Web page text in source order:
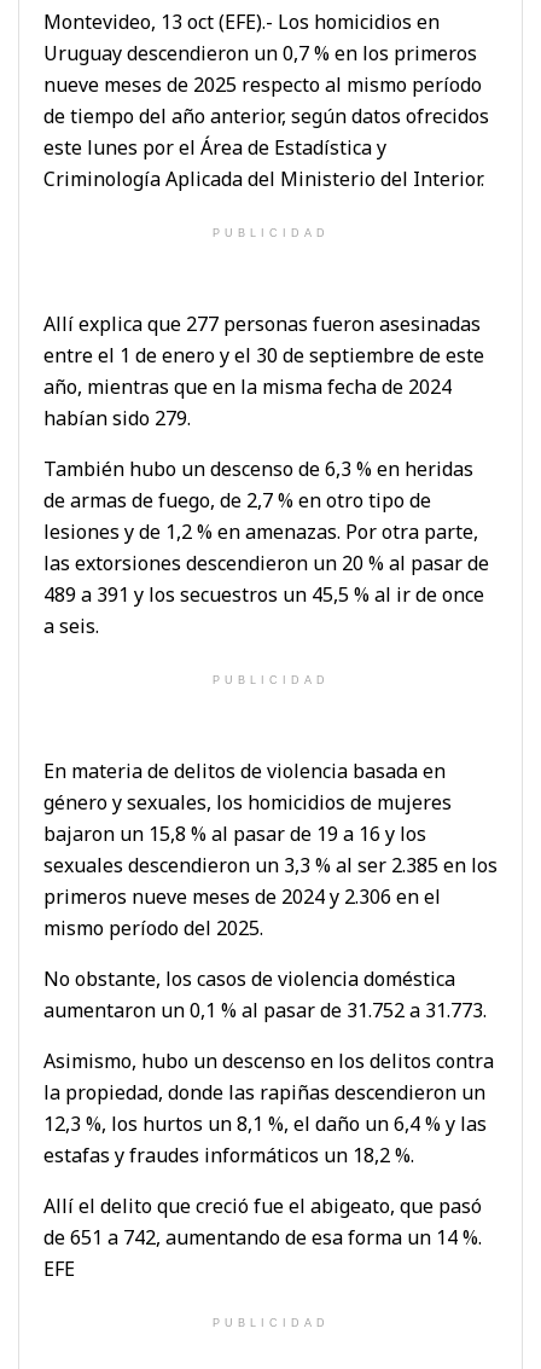
Montevideo, 13 oct (EFE).- Los homicidios en
Uruguay descendieron un 0,7 % en los primeros
nueve meses de 2025 respecto al mismo período
de tiempo del año anterior, según datos ofrecidos
este lunes por el Área de Estadística y
Criminología Aplicada del Ministerio del Interior.
PUBLICIDAD
Allí explica que 277 personas fueron asesinadas
entre el 1 de enero y el 30 de septiembre de este
año, mientras que en la misma fecha de 2024
habían sido 279.
También hubo un descenso de 6,3 % en heridas
de armas de fuego, de 2,7 % en otro tipo de
lesiones y de 1,2 % en amenazas. Por otra parte,
las extorsiones descendieron un 20 % al pasar de
489 a 391 y los secuestros un 45,5 % al ir de once
a seis.
PUBLICIDAD
En materia de delitos de violencia basada en
género y sexuales, los homicidios de mujeres
bajaron un 15,8 % al pasar de 19 a 16 y los
sexuales descendieron un 3,3 % al ser 2.385 en los
primeros nueve meses de 2024 y 2.306 en el
mismo período del 2025.
No obstante, los casos de violencia doméstica
aumentaron un 0,1 % al pasar de 31.752 a 31.773.
Asimismo, hubo un descenso en los delitos contra
la propiedad, donde las rapiñas descendieron un
12,3 %, los hurtos un 8,1 %, el daño un 6,4 % y las
estafas y fraudes informáticos un 18,2 %.
Allí el delito que creció fue el abigeato, que pasó
de 651 a 742, aumentando de esa forma un 14 %.
EFE
PUBLICIDAD